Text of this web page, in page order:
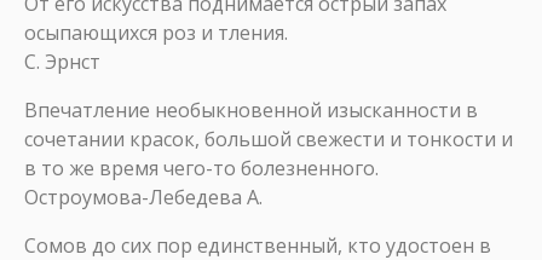
осыпающихся роз и тления.
С. Эрнст
Впечатление необыкновенной изысканности в
сочетании красок, большой свежести и тонкости и
в то же время чего-то болезненного.
Остроумова-Лебедева А.
Сомов до сих пор единственный, кто удостоен в